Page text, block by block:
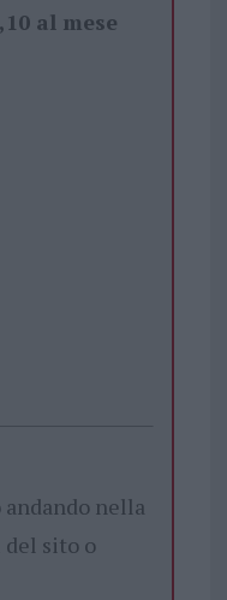
al mese
nella
sito o